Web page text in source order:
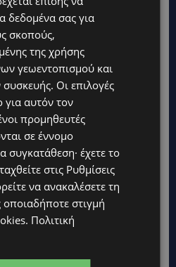
η κάμερα να μπαίνει
εξωτερικό εκπροσωπώντας την
κάποιος που δεν...
ΚΑΙ ΤΟ ΕΔΙΜΒΟΥΡΓΟ: Η Στέλλα
στη διεθνή εικαστική σκηνή
Έκκληση της Αστυνομίας για
νέα» για τους
του ανακοίνωσε ο Νίκος
δεδομένα σας για
σκοπούς,
της χρήσης
γεωεντοπισμού και
Οι επιλογές
για αυτόν τον
προμηθευτές
σε έννομο
συγκατάθεση· έχετε το
στις Ρυθμίσεις
να ανακαλέσετε τη
στιγμή
. Πολιτική